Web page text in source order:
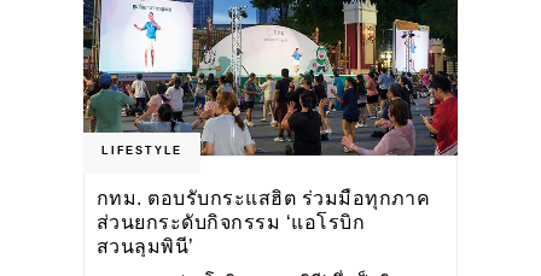
LIFESTYLE
กทม. ตอบรับกระแสฮิต ร่วมมือทุกภาค
ส่วนยกระดับกิจกรรม ‘แอโรบิก
สวนลุมพินี’